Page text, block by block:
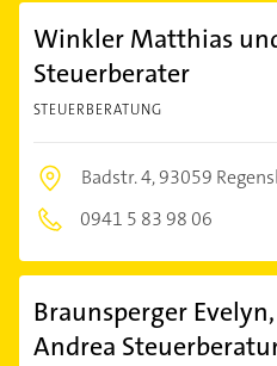
Winkler Matthias
Steuerberater
STEUERBERATUNG
Badstr. 4,93059
0941 5 83 98 06
Braunsperger
Andrea